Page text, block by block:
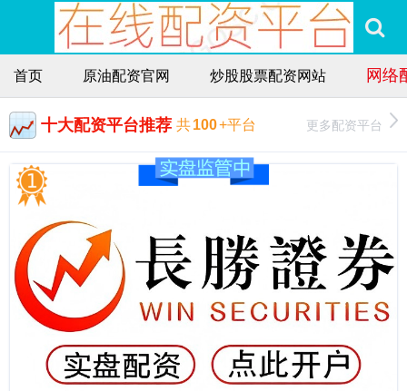
首页 原油配资官网 炒股股票配资网站 网络
十大配资平台推荐 共100+平台 更多配资平台